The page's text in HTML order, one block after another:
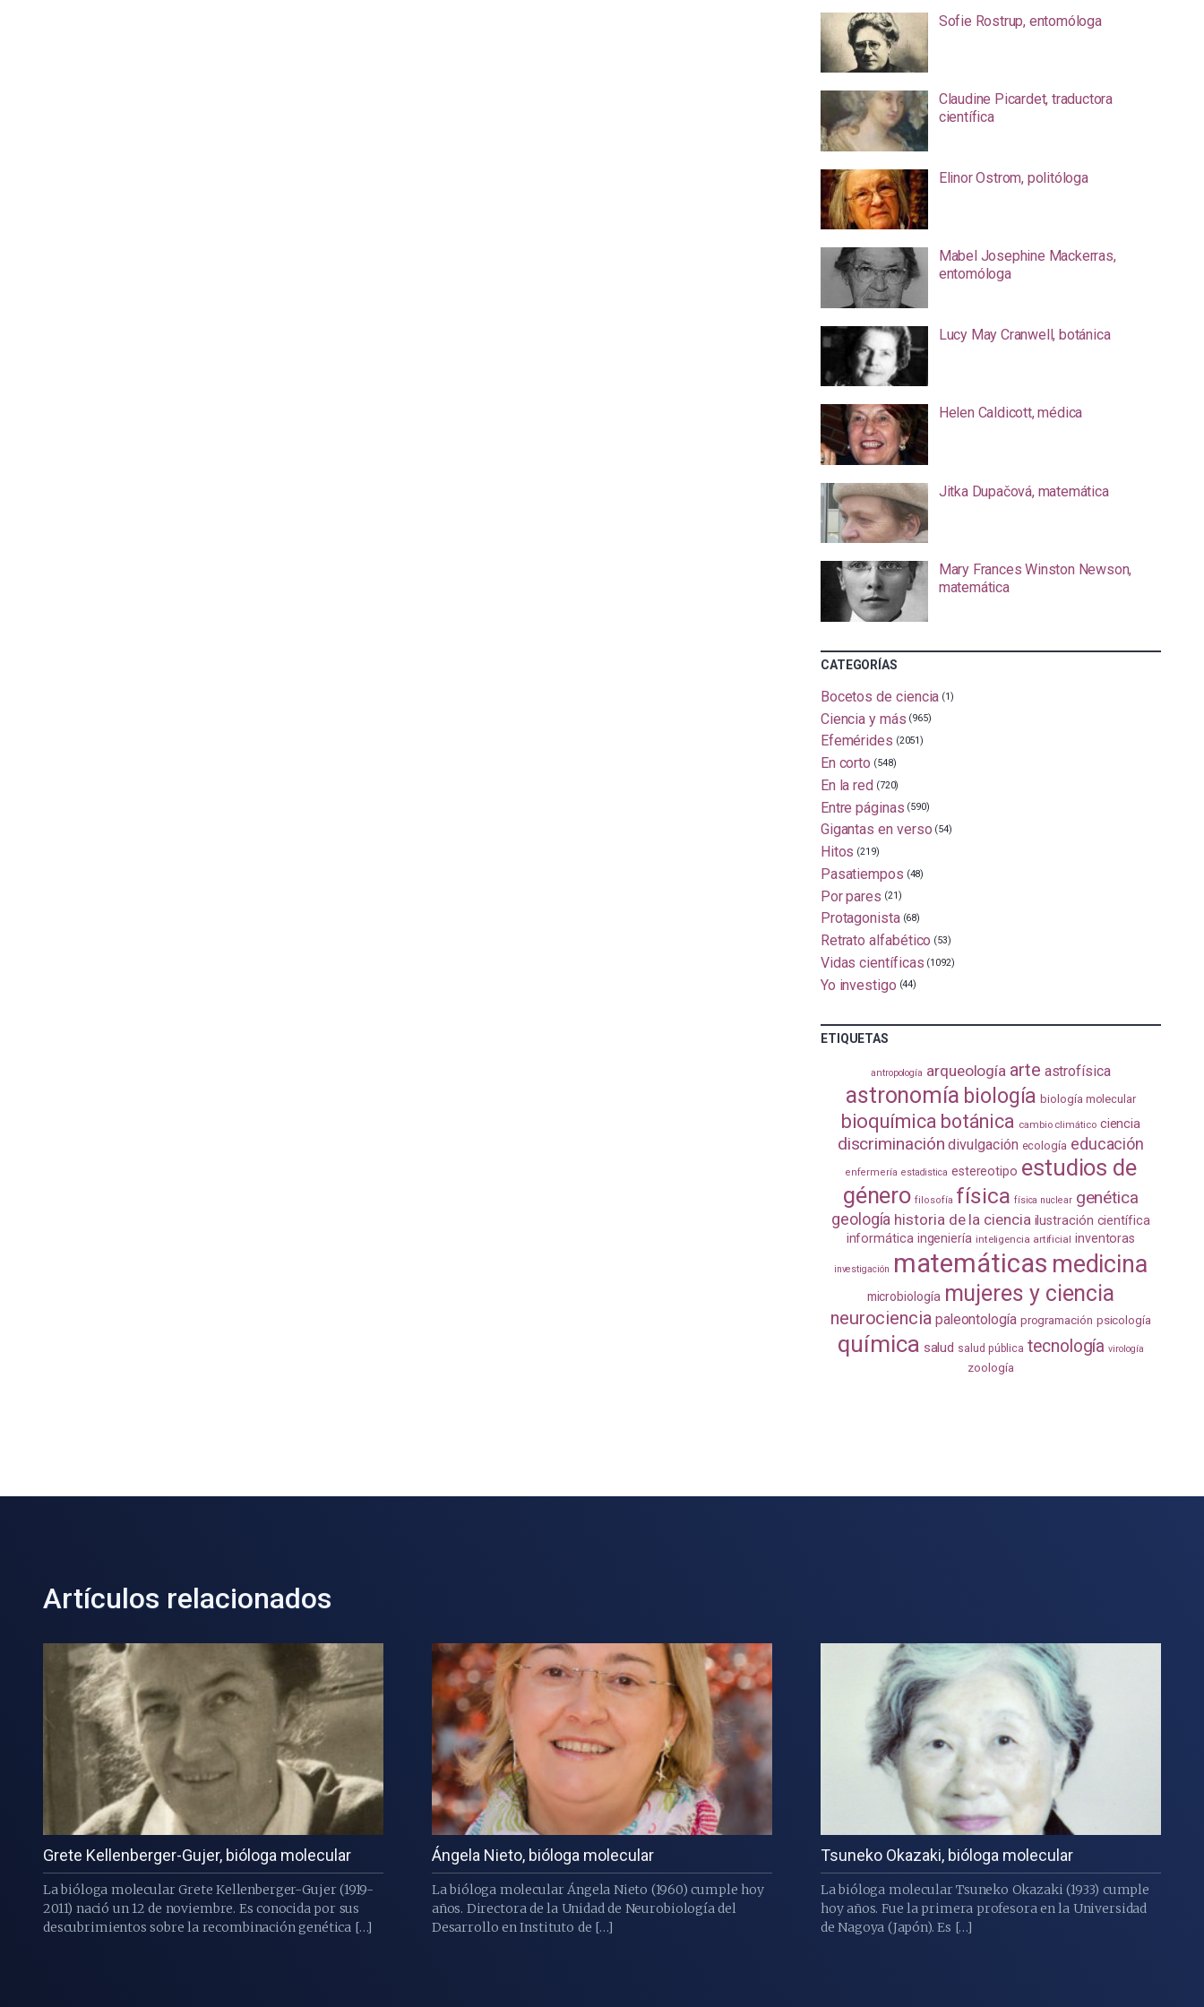
Sofie Rostrup, entomóloga
Claudine Picardet, traductora
científica
Elinor Ostrom, politóloga
Mabel Josephine Mackerras,
entomóloga
Lucy May Cranwell, botánica
Helen Caldicott, médica
Jitka Dupačová, matemática
Mary Frances Winston Newson,
matemática
CATEGORÍAS
Bocetos de ciencia (1)
Ciencia y más (965)
Efemérides (2051)
En corto (548)
En la red (720)
Entre páginas (590)
Gigantas en verso (54)
Hitos (219)
Pasatiempos (48)
Por pares (21)
Protagonista (68)
Retrato alfabético (53)
Vidas científicas (1092)
Yo investigo (44)
ETIQUETAS
antropología arqueología arte astrofísica
astronomía biología biología molecular
bioquímica botánica cambio climático ciencia
discriminación divulgación ecología educación
enfermería estadistica estereotipo estudios de
género filosofía física física nuclear genética
geología historia de la ciencia ilustración científica
informática ingeniería inteligencia artificial inventoras
investigación matemáticas medicina
microbiología mujeres y ciencia
neurociencia paleontología programación psicología
química salud salud pública tecnología virología
zoología
Artículos relacionados
Grete Kellenberger-Gujer, bióloga molecular
La bióloga molecular Grete Kellenberger-Gujer (1919-
2011) nació un 12 de noviembre. Es conocida por sus
descubrimientos sobre la recombinación genética […]
Ángela Nieto, bióloga molecular
La bióloga molecular Ángela Nieto (1960) cumple hoy
años. Directora de la Unidad de Neurobiología del
Desarrollo en Instituto de […]
Tsuneko Okazaki, bióloga molecular
La bióloga molecular Tsuneko Okazaki (1933) cumple
hoy años. Fue la primera profesora en la Universidad
de Nagoya (Japón). Es […]